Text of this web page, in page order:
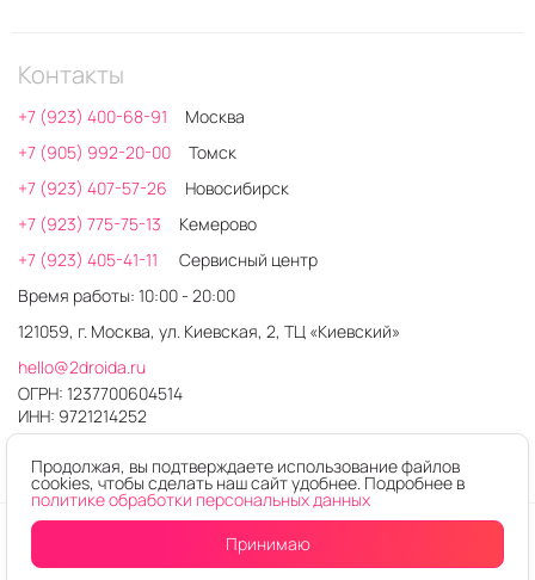
Контакты
+7 (923) 400-68-91
Москва
+7 (905) 992-20-00
Томск
+7 (923) 407-57-26
Новосибирск
+7 (923) 775-75-13
Кемерово
+7 (923) 405-41-11
Сервисный центр
Время работы: 10:00 - 20:00
121059, г. Москва, ул. Киевская, 2, ТЦ «Киевский»
hello@2droida.ru
ОГРН: 1237700604514
ИНН: 9721214252
© 2026. Любое использование контента без письменного
Интернет-магазин электроники 2DROIDA
Продолжая, вы подтверждаете использование файлов
cookies, чтобы сделать наш сайт удобнее. Подробнее в
политике обработки персональных данных
Принимаю